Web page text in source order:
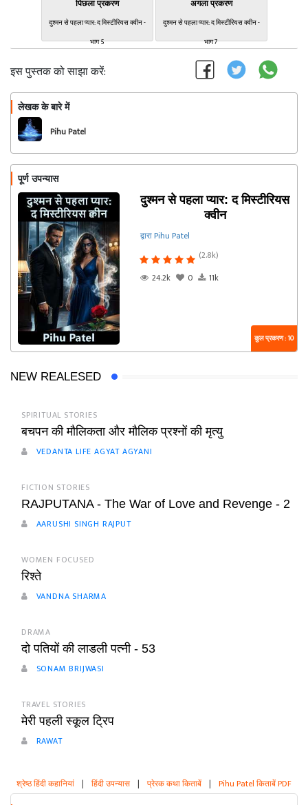
पिछला प्रकरण
दुश्मन से पहला प्यार: द मिस्टीरियस क्वीन -
भाग 5
अगला प्रकरण
दुश्मन से पहला प्यार: द मिस्टीरियस क्वीन -
भाग 7
इस पुस्तक को साझा करें:
लेखक के बारे में
Pihu Patel
पूर्ण उपन्यास
दुश्मन से पहला प्यार: द मिस्टीरियस
क्वीन
द्वारा Pihu Patel
(2.8k)
24.2k
0 11k
कुल प्रकरण : 10
NEW REALESED
SPIRITUAL STORIES
बचपन की मौलिकता और मौलिक प्रश्नों की मृत्यु
VEDANTA LIFE AGYAT AGYANI
FICTION STORIES
RAJPUTANA - The War of Love and Revenge - 2
AARUSHI SINGH RAJPUT
WOMEN FOCUSED
रिश्ते
VANDNA SHARMA
DRAMA
दो पतियों की लाडली पत्नी - 53
SONAM BRIJWASI
TRAVEL STORIES
मेरी पहली स्कूल ट्रिप
RAWAT
श्रेष्ठ हिंदी कहानियां | हिंदी उपन्यास | प्रेरक कथा किताबें | Pihu Patel किताबें PDF